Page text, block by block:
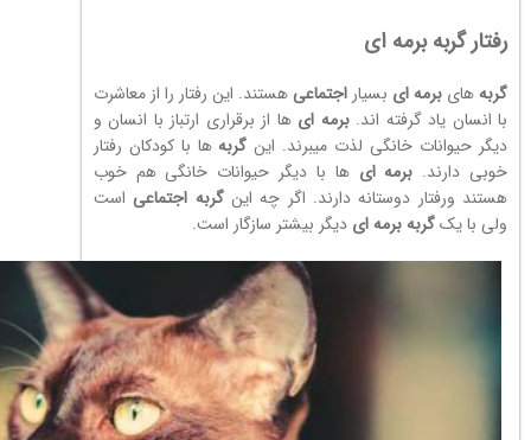
رفتار گربه برمه ای
گربه هایبرمه ای بسیاراجتماعی هستند. این رفتار را از معاشرت
با انسان یاد گرفته اند.برمه ای ها از برقراری ارتباز با انسان و
دیگر حیوانات خانگی لذت میبرند. این گربه ها با کودکان رفتار
خوبی دارند. برمه ای ها با دیگر حیوانات خانگی هم خوب
هستند ورفتار دوستانه دارند. اگر چه اینگربه اجتماعی است
ولی با یکگربه برمه ای دیگر بیشتر سازگار است.